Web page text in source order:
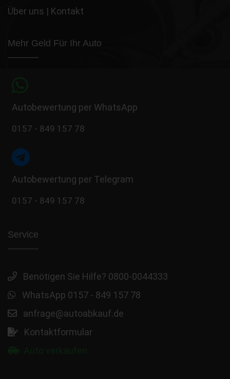
Über uns | Kontakt
Mehr Geld Für Ihr Auto
Autobewertung per WhatsApp
0157 - 849 157 78
Autobewertung per Telegram
0157 - 849 157 78
Service
Benötigen Sie Hilfe? 0800-0044333
WhatsApp 0157 - 849 157 78
anfrage@autoabkauf.de
Kontaktformular